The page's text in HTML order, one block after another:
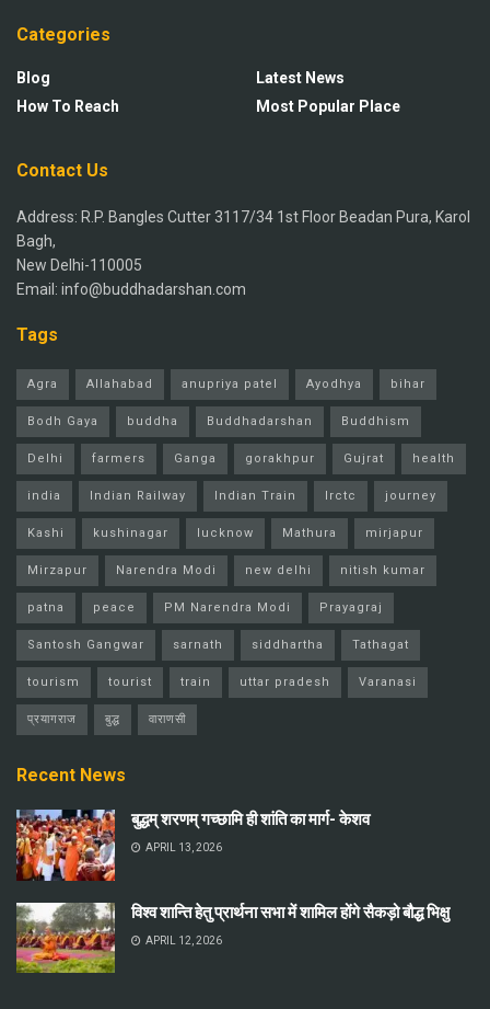
Categories
Blog
How To Reach
Latest News
Most Popular Place
Contact Us
Address: R.P. Bangles Cutter 3117/34 1st Floor Beadan Pura, Karol
Bagh,
New Delhi-110005
Email: info@buddhadarshan.com
Tags
Agra Allahabad anupriya patel Ayodhya bihar
Bodh Gaya buddha Buddhadarshan Buddhism
Delhi farmers Ganga gorakhpur Gujrat health
india Indian Railway Indian Train Irctc journey
Kashi kushinagar lucknow Mathura mirjapur
Mirzapur Narendra Modi new delhi nitish kumar
patna peace PM Narendra Modi Prayagraj
Santosh Gangwar sarnath siddhartha Tathagat
tourism tourist train uttar pradesh Varanasi
प्रयागराज बुद्ध वाराणसी
Recent News
बुद्धम् शरणम् गच्छामि ही शांति का मार्ग- केशव
APRIL 13, 2026
विश्व शान्ति हेतु प्रार्थना सभा में शामिल होंगे सैकड़ो बौद्ध भिक्षु
APRIL 12, 2026